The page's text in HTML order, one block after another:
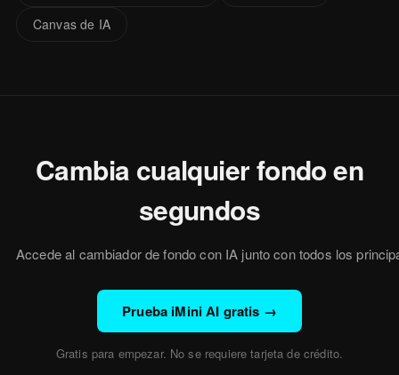
Canvas de IA
Cambia cualquier fondo en
segundos
Accede al cambiador de fondo con IA junto con todos los
Prueba iMini AI gratis →
Gratis para empezar. No se requiere tarjeta de crédito.